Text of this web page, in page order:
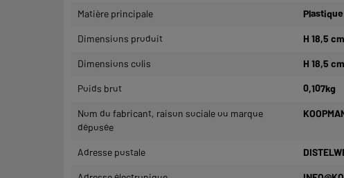
Matière principale Plastique
Dimensions produit H 18,5
Dimensions colis H 18,5
Poids brut 0,107kg
Nom du fabricant, raison sociale ou marque
déposée
Adresse postale